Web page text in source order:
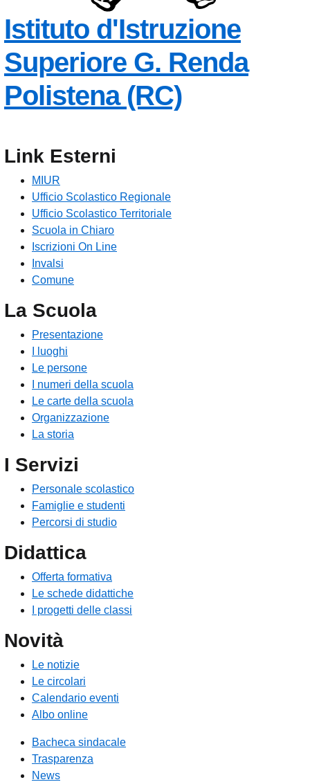
Istituto d'Istruzione
Superiore G. Renda
Polistena (RC)— Visita
Link Esterni
MIUR
Ufficio Scolastico Regionale
Ufficio Scolastico Territoriale
Scuola in Chiaro
Iscrizioni On Line
Invalsi
Comune
La Scuola
Presentazione
I luoghi
Le persone
I numeri della scuola
Le carte della scuola
Organizzazione
La storia
I Servizi
Personale scolastico
Famiglie e studenti
Percorsi di studio
Didattica
Offerta formativa
Le schede didattiche
I progetti delle classi
Novità
Le notizie
Le circolari
Calendario eventi
Albo online
Bacheca sindacale
Trasparenza
News